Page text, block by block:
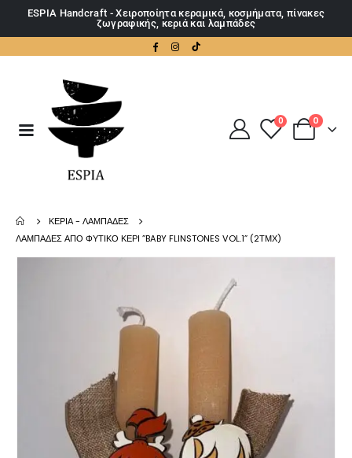
ESPIA Handcraft - Χειροποίητα κεραμικά, κοσμήματα, πίνακες
ζωγραφικής, κεριά και λαμπάδες
0 0
ΚΕΡΙΆ - ΛΑΜΠΆΔΕΣ
ΛΑΜΠΆΔΕΣ ΑΠΟ ΦΥΤΙΚΌ ΚΕΡΊ ”BABY FLINSTONES VOL.1” (2ΤΜΧ)